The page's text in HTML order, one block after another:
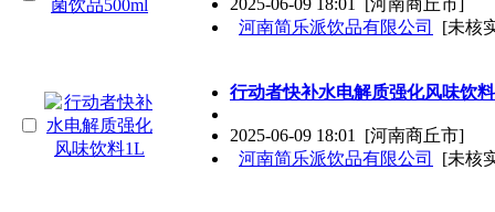
河南简乐派饮品有限公司
[未核
行动者快补水电解质强化风味饮
2025-06-09 18:01 [河南商丘市]
河南简乐派饮品有限公司
[未核